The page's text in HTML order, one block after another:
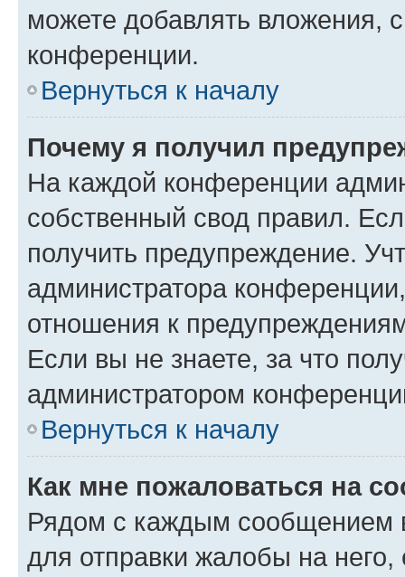
можете добавлять вложения,
конференции.
Вернуться к началу
Почему я получил
На каждой конференции
собственный свод правил.
получить предупреждение.
администратора
отношения к
Если вы не знаете, за что
администратором
Вернуться к началу
Как мне пожаловаться на
Рядом с каждым сообщением
для отправки жалобы на